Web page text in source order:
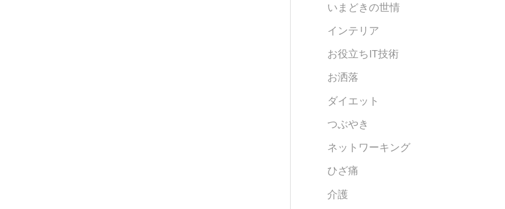
いまどきの世情
インテリア
お役立ちIT技術
お洒落
ダイエット
つぶやき
ネットワーキング
ひざ痛
介護